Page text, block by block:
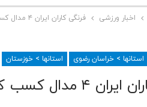
اخبار ورزشی فرنگی کاران ایران ۴ مدال کسب کردند
استانها > خراسان رضوی استانها > خوزستان
۴ مدال کسب کردند